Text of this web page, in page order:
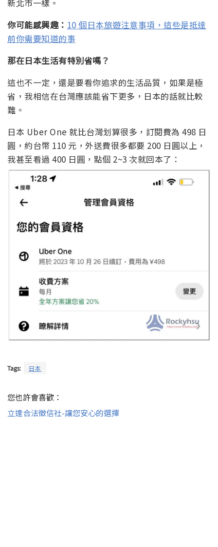
新北市一樣。
你可能感興趣： 10 個日本旅遊注意事項，這些是抵達
前你需要知道的事
那在日本生活有特別省嗎？
這也不一定，還是要看你追求的生活品質，如果是極
省，我相信在台灣應該能省下更多，日本的話就比較
難。
日本 Uber One 就比台灣划算很多，訂閱費為 498 日
圓，約台幣 110 元，外送費很多都要 200 日圓以上，
我甚至看過 400 日圓，點個 2~3 次就回本了：
Tags: 日本
您也許會喜歡：
立達合法徵信社-讓您安心的選擇